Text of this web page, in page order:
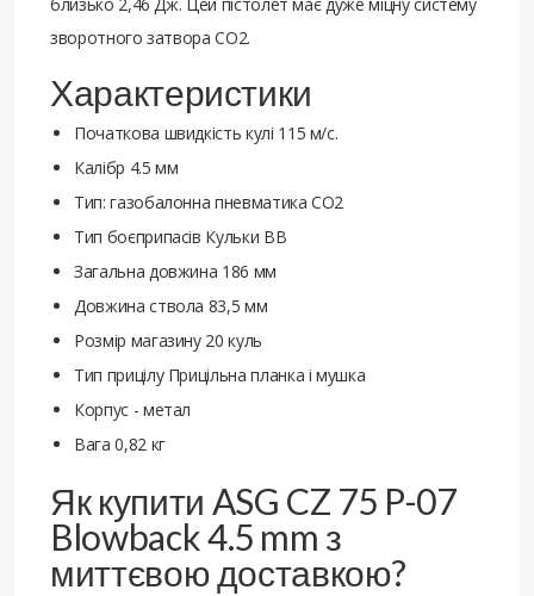
зворотного затвора CO2.
Характеристики
Початкова швидкість кулі 115 м/с.
Калібр 4.5 мм
Тип: газобалонна пневматика СО2
Тип боєприпасів Кульки ВВ
Загальна довжина 186 мм
Довжина ствола 83,5 мм
Розмір магазину 20 куль
Тип прицілу Прицільна планка і мушка
Корпус - метал
Вага 0,82 кг
Як купити ASG CZ 75 P-07
Blowback 4.5 mm з
миттєвою доставкою?